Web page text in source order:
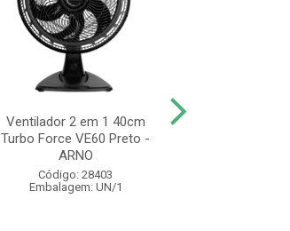
Ventilador 2 em 1 40cm
Turbo Force VE60 Preto -
ARNO
Código: 28403
Embalagem: UN/1